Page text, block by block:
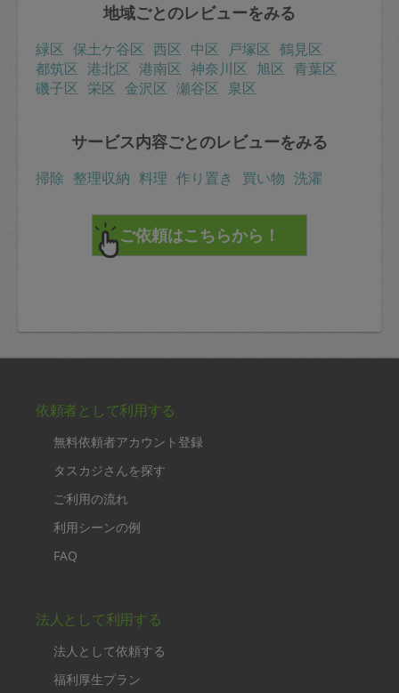
地域ごとのレビューをみる
緑区 保土ケ谷区 西区 中区 戸塚区 鶴見区
都筑区 港北区 港南区 神奈川区 旭区 青葉区
磯子区 栄区 金沢区 瀬谷区 泉区
サービス内容ごとのレビューをみる
掃除 整理収納 料理 作り置き 買い物 洗濯
依頼者として利用する
無料依頼者アカウント登録
タスカジさんを探す
ご利用の流れ
利用シーンの例
FAQ
法人として利用する
法人として依頼する
福利厚生プラン